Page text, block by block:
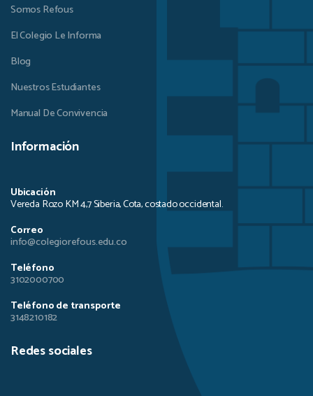
Somos Refous
El Colegio Le Informa
Blog
Nuestros Estudiantes
Manual De Convivencia
Información
Ubicación
Vereda Rozo KM 4,7 Siberia, Cota, costado occidental.
Correo
info@colegiorefous.edu.co
Teléfono
3102000700
Teléfono de transporte
3148210182
Redes sociales